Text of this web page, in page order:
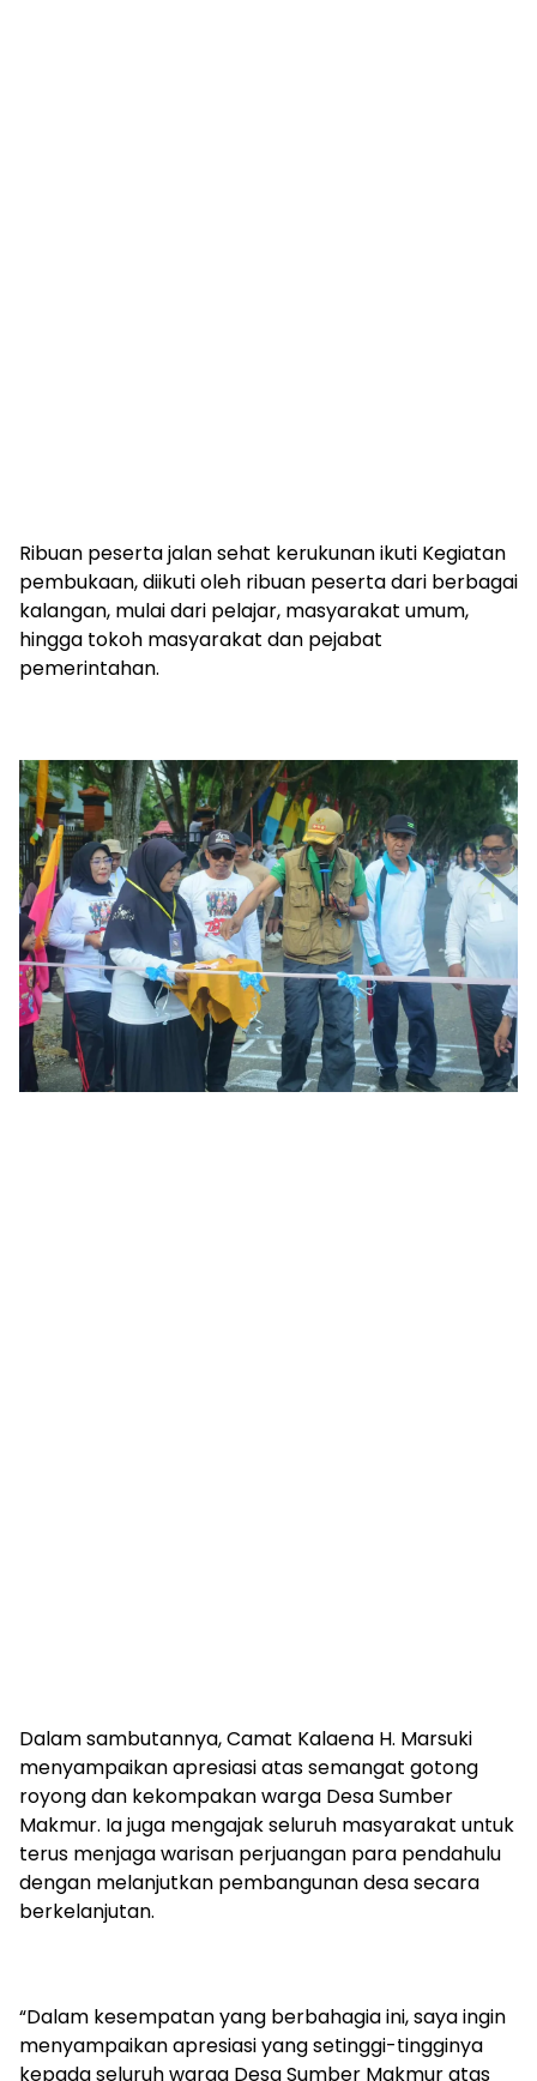
Ribuan peserta jalan sehat kerukunan ikuti Kegiatan
pembukaan, diikuti oleh ribuan peserta dari berbagai
kalangan, mulai dari pelajar, masyarakat umum,
hingga tokoh masyarakat dan pejabat
pemerintahan.
Dalam sambutannya, Camat Kalaena H. Marsuki
menyampaikan apresiasi atas semangat gotong
royong dan kekompakan warga Desa Sumber
Makmur. Ia juga mengajak seluruh masyarakat untuk
terus menjaga warisan perjuangan para pendahulu
dengan melanjutkan pembangunan desa secara
berkelanjutan.
“Dalam kesempatan yang berbahagia ini, saya ingin
menyampaikan apresiasi yang setinggi-tingginya
kepada seluruh warga Desa Sumber Makmur atas